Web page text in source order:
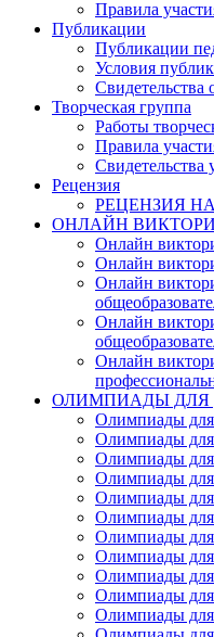
Правила
Публикации
Публикации
Условия
Свидетельства
Творческая группа
Работы
Правила
Свидетельства
Рецензия
РЕЦЕНЗИЯ
ОНЛАЙН
Онлайн
Онлайн
Онлайн
Онлайн
Онлайн
ОЛИМПИАДЫ ДЛЯ
Олимпиады
Олимпиады для
Олимпиады для
Олимпиады для
Олимпиады для
Олимпиады для
Олимпиады для
Олимпиады для
Олимпиады для
Олимпиады для
Олимпиады для